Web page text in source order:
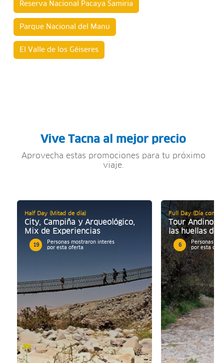
Reserva Nacional Pacaya Samiria
Parque Nacional del Manu
El Valle de los Géiseres
Vive Tacna al mejor precio
Aprovecha estas promociones para tu próximo
viaje.
Half Day (Mitad de día)
City, Campiña y Arqueológico,
Mix de Experiencias
19
Personas mostraron interés
por esta oferta
Full Day (Día
Tour Andino
las huellas del
6
Personas
por esta